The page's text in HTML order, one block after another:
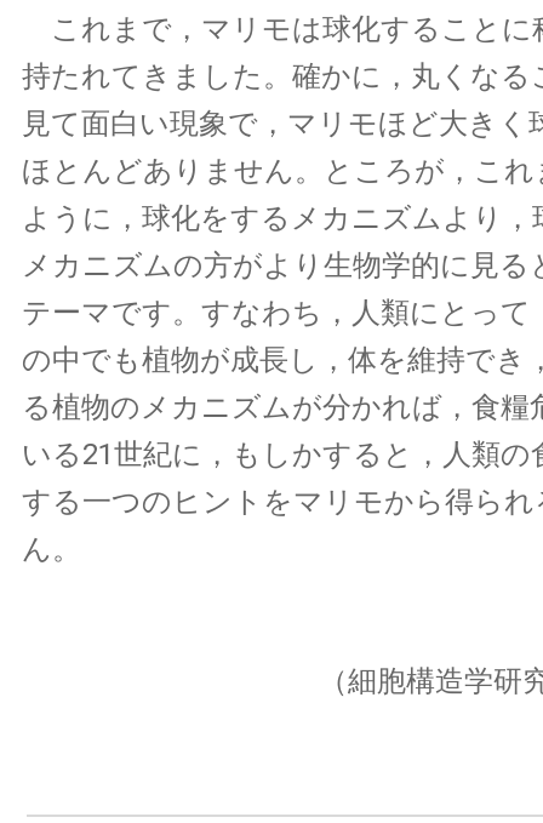
これまで，マリモは球化することに
持たれてきました。確かに，丸くなる
見て面白い現象で，マリモほど大きく
ほとんどありません。ところが，こ
ように，球化をするメカニズムより，
メカニズムの方がより生物学的に見る
テーマです。すなわち，人類にとって
の中でも植物が成長し，体を維持でき
る植物のメカニズムが分かれば，食糧
いる21世紀に，もしかすると，人類の
する一つのヒントをマリモから得ら
ん。
（細胞構造学研